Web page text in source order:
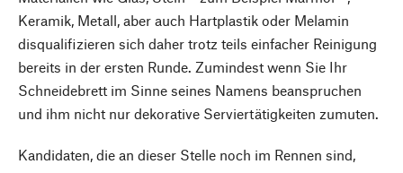
Keramik, Metall, aber auch Hartplastik oder Melamin
disqualifizieren sich daher trotz teils einfacher Reinigung
bereits in der ersten Runde. Zumindest wenn Sie Ihr
Schneidebrett im Sinne seines Namens beanspruchen
und ihm nicht nur dekorative Serviertätigkeiten zumuten.
Kandidaten, die an dieser Stelle noch im Rennen sind,